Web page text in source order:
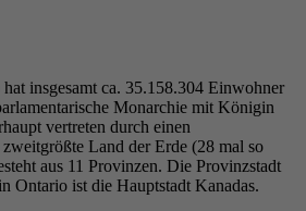
insgesamt ca. 35.158.304 Einwohner
Monarchie mit Königin
vertreten durch einen
Land der Erde (28 mal so
aus 11 Provinzen. Die Provinzstadt
Ontario ist die Hauptstadt Kanadas.